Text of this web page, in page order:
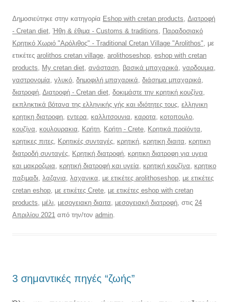
Δημοσιεύτηκε στην κατηγορία Eshop with cretan products, Διατροφή
- Cretan diet, Ήθη & έθιμα - Customs & traditions, Παραδοσιακό
Κρητικό Χωριό "Αρόλιθος" - Traditional Cretan Village "Arolithos", με
ετικέτες arolithos cretan village, arolithoseshop, eshop with cretan
products, My cretan diet, ανάσταση, βασικά μπαχαρικά, γαρδουμια,
γαστρονομία, γλυκό, δημοφιλή μπαχαρικά, διάσημα μπαχαρικά,
διατροφή, Διατροφή - Cretan diet, δοκιμάστε την κρητική κουζίνα,
εκπληκτικά βότανα της ελληνικής γής και ιδιότητες τους, ελληνικη
κρητικη διατροφη, εντερα, καλλιτσουνια, καροτα, κοτοπουλο,
κουζίνα, κουλουρακια, Κρήτη, Κρήτη - Crete, Κρητικά προϊόντα,
κρητικες πιτες, Κρητικές συνταγές, κρητική, κρητικη διαιτα, κρητικη
διατροδή συνταγές, Κρητική διατροφή, κρητικη διατροφη για υγεια
και μακροζωια, κρητική διατροφή και υγεία, κρητική κουζίνα, κρητικο
παξιμαδι, λαζανια, λαχανικα, με ετικέτες arolithoseshop, με ετικέτες
cretan eshop, με ετικέτες Crete, με ετικέτες eshop with cretan
products, μέλι, μεσογειακη διαιτα, μεσογειακή διατροφή, στις 24
Απριλίου 2021 από την/τον admin.
3 σημαντικές πηγές “ζωής”